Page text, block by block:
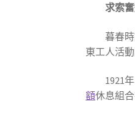
求索
暮春
東工人活
1921
額休息組